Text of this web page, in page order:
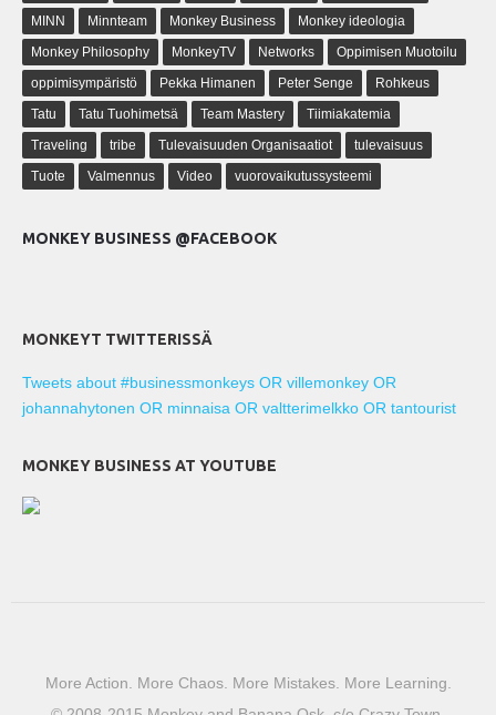
MINN
Minnteam Monkey Business
Monkey ideologia
Monkey Philosophy
MonkeyTV Networks
Oppimisen Muotoilu
oppimisympäristö
Pekka Himanen Peter Senge
Rohkeus
Tatu
Tatu Tuohimetsä Team Mastery
Tiimiakatemia
Traveling
tribe Tulevaisuuden Organisaatiot
tulevaisuus
Tuote
Valmennus Video vuorovaikutussysteemi
MONKEY BUSINESS @FACEBOOK
MONKEYT TWITTERISSÄ
Tweets about #businessmonkeys OR villemonkey OR
johannahytonen OR minnaisa OR valtterimelkko OR tantourist
MONKEY BUSINESS AT YOUTUBE
More Action. More Chaos. More Mistakes. More Learning.